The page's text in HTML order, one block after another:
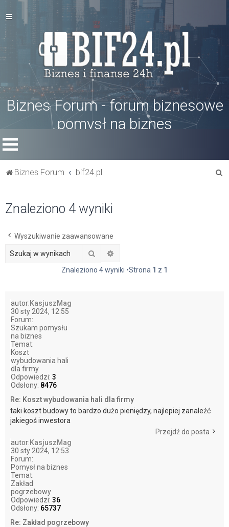
Biznes Forum - forum biznesowe
pomysł na biznes
Biznes Forum bif24.pl
Znaleziono 4 wyniki
Wyszukiwanie zaawansowane
Szukaj
Znaleziono 4 wyniki •Strona 1 z 1
autor:KasjuszMag
30 sty 2024, 12:55
Forum:
Szukam pomysłu
na biznes
Temat:
Koszt
wybudowania hali
dla firmy
Odpowiedzi: 3
Odsłony: 8476
Re: Koszt wybudowania hali dla firmy
taki koszt budowy to bardzo dużo pieniędzy, najlepiej zanaleźć
jakiegoś inwestora
Przejdź do posta
autor:KasjuszMag
30 sty 2024, 12:53
Forum:
Pomysł na biznes
Temat:
Zakład
pogrzebowy
Odpowiedzi: 36
Odsłony: 65737
Re: Zakład pogrzebowy